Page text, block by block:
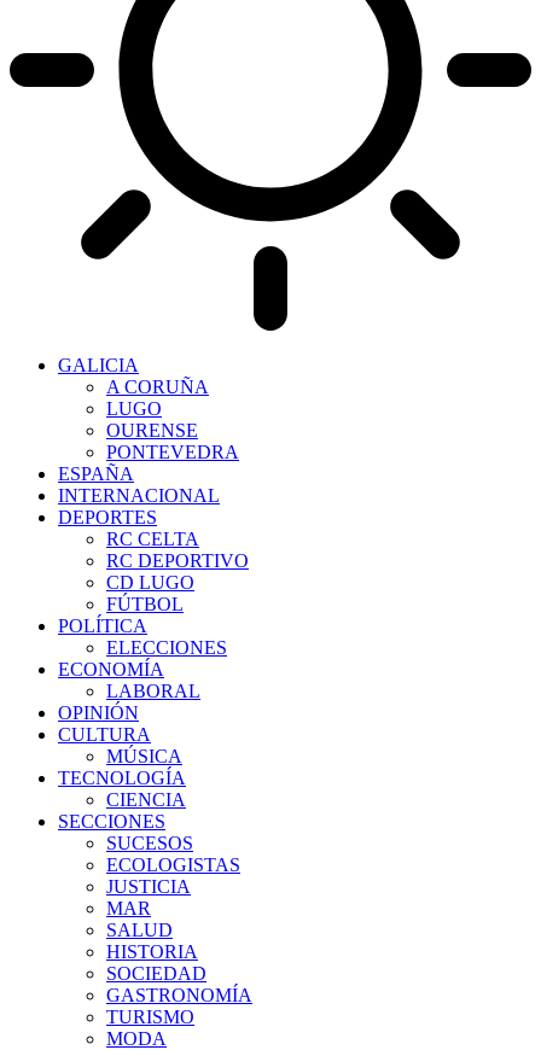
GALICIA
A CORUÑA
LUGO
OURENSE
PONTEVEDRA
ESPAÑA
INTERNACIONAL
DEPORTES
RC CELTA
RC DEPORTIVO
CD LUGO
FÚTBOL
POLÍTICA
ELECCIONES
ECONOMÍA
LABORAL
OPINIÓN
CULTURA
MÚSICA
TECNOLOGÍA
CIENCIA
SECCIONES
SUCESOS
ECOLOGISTAS
JUSTICIA
MAR
SALUD
HISTORIA
SOCIEDAD
GASTRONOMÍA
TURISMO
MODA